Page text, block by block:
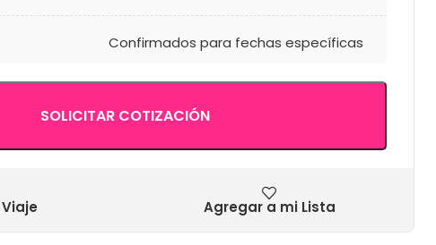
Confirmados para fechas específicas
SOLICITAR COTIZACIÓN
Agregar a mi Lista